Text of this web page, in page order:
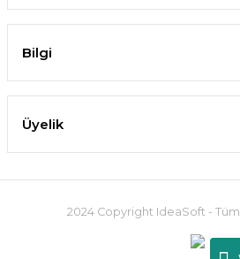
Bilgi
Üyelik
2024 Copyright IdeaSoft - Tüm